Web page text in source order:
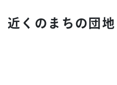
近くのまちの団地